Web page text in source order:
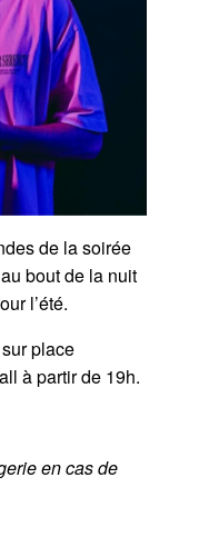
de la soirée
bout de la nuit
l’été.
place
à partir de 19h.
en cas de